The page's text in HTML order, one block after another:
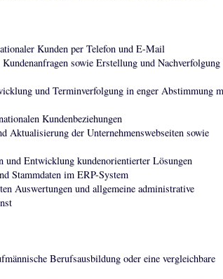
Kunden per Telefon und E-Mail
sowie Erstellung und Nachverfolgung
und Terminverfolgung in enger Abstimmung
Kundenbeziehungen
Aktualisierung der Unternehmenswebseiten sowie
und Entwicklung kundenorientierter Lösungen
Stammdaten im ERP-System
Auswertungen und allgemeine administrative
Berufsausbildung oder eine vergleichbare